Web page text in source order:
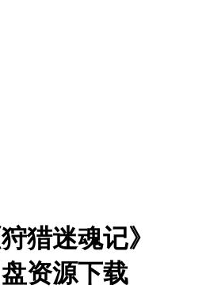
猎迷魂记》
资源下载